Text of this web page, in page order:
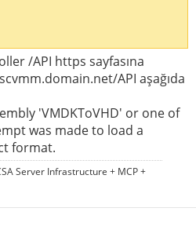
/API https sayfasına
API aşağıda
'VMDKToVHD' or one of
was made to load a
format.
Server Infrastructure + MCP +